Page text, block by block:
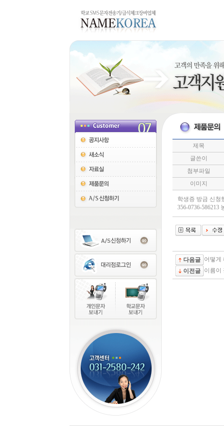
제목
글쓴이
첨부파일
이미지
학생증 방금 신청
356-0736-586213
다음글
어떻게
이전글
이름이